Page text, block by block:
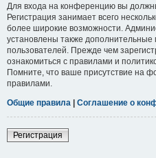
Для входа на конференцию вы
Регистрация занимает всего
более широкие возможности.
установлены также дополнительные
пользователей. Прежде чем
ознакомиться с правилами и
Помните, что ваше присутствие на
правилами.
Общие правила
Соглашение о
Регистрация